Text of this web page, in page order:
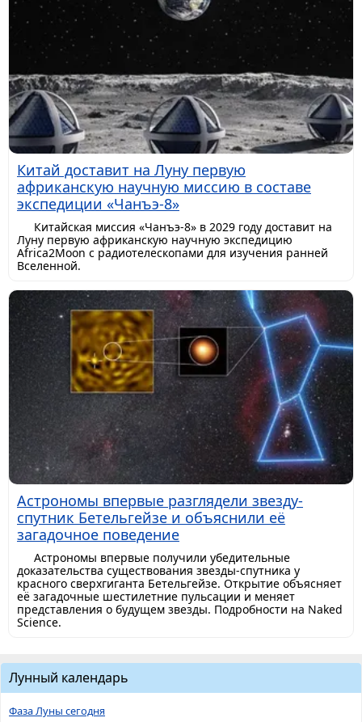
Китай доставит на Луну первую
африканскую научную миссию в составе
экспедиции «Чанъэ-8»
Китайская миссия «Чанъэ-8» в 2029 году доставит на
Луну первую африканскую научную экспедицию
Africa2Moon с радиотелескопами для изучения ранней
Вселенной.
Астрономы впервые разглядели звезду-
спутник Бетельгейзе и объяснили её
загадочное поведение
Астрономы впервые получили убедительные
доказательства существования звезды-спутника у
красного сверхгиганта Бетельгейзе. Открытие объясняет
её загадочные шестилетние пульсации и меняет
представления о будущем звезды. Подробности на Naked
Science.
Лунный календарь
Фаза Луны сегодня